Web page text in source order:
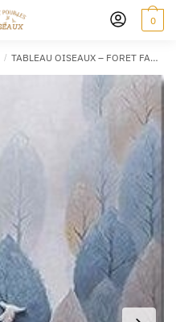
0
/ TABLEAU OISEAUX – FORET FANTAISIE